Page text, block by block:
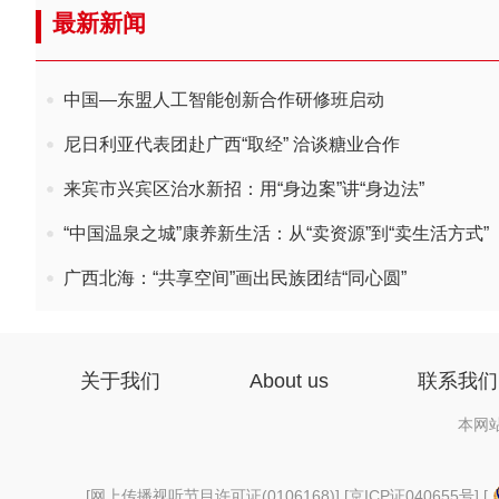
最新新闻
中国—东盟人工智能创新合作研修班启动
尼日利亚代表团赴广西“取经” 洽谈糖业合作
来宾市兴宾区治水新招：用“身边案”讲“身边法”
“中国温泉之城”康养新生活：从“卖资源”到“卖生活方式”
广西北海：“共享空间”画出民族团结“同心圆”
关于我们 About us 联系我们
本网
[网上传播视听节目许可证(0106168)] [京ICP证040655号] [